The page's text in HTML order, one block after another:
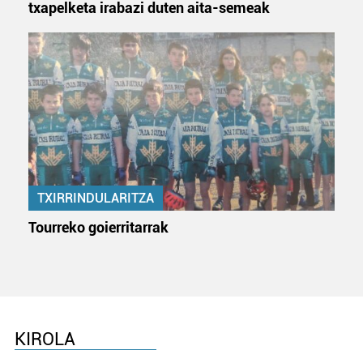
txapelketa irabazi duten aita-semeak
TXIRRINDULARITZA
Tourreko goierritarrak
KIROLA